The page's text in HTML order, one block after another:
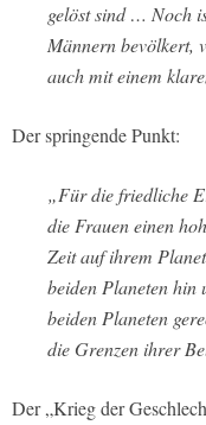
gelöst sind … Noch
Männern bevölkert,
auch mit einem
Der springende Punkt:
„Für die friedliche
die Frauen einen
Zeit auf ihrem
beiden Planeten hin
beiden Planeten
die Grenzen ihrer
Der „Krieg der